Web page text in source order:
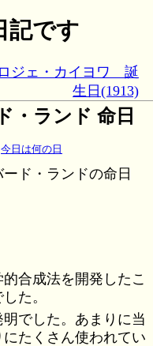
記です
ジェ・カイヨワ 誕
生日(1913)
・ランド 命日
今日は何の日
ド・ランドの命日
合成法を開発したこ
た。
でした。あまりに当
たくさん使われてい